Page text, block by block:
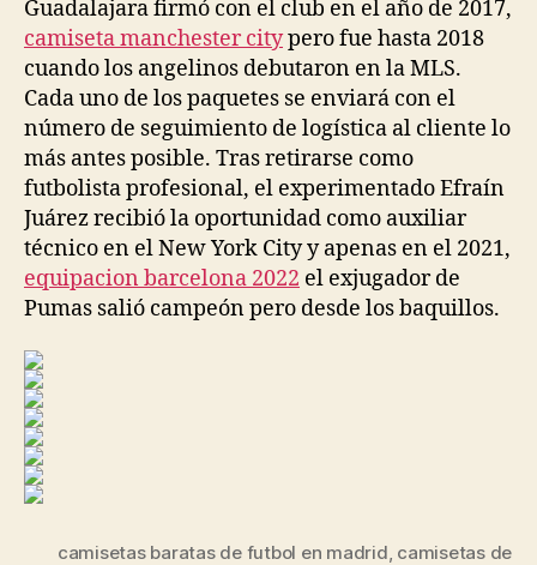
Guadalajara firmó con el club en el año de 2017,
camiseta manchester citypero fue hasta 2018
cuando los angelinos debutaron en la MLS.
Cada uno de los paquetes se enviará con el
número de seguimiento de logística al cliente lo
más antes posible. Tras retirarse como
futbolista profesional, el experimentado Efraín
Juárez recibió la oportunidad como auxiliar
técnico en el New York City y apenas en el 2021,
equipacion barcelona 2022 el exjugador de
Pumas salió campeón pero desde los baquillos.
camisetas baratas de futbol en madrid, camisetas de